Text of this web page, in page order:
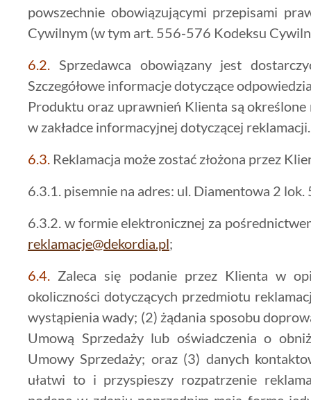
powszechnie obowiązującymi przepisami
Cywilnym (w tym art. 556-576 Kodeksu
6.2.
Sprzedawca obowiązany jest
Szczegółowe informacje dotyczące
Produktu oraz uprawnień Klienta są
w zakładce informacyjnej dotyczącej reklamacji.
6.3. Reklamacja może zostać złożona przez
6.3.1. pisemnie na adres: ul. Diamentowa 2
6.3.2. w formie elektronicznej za
reklamacje@dekordia.pl;
6.4.
Zaleca się podanie przez Klienta w
okoliczności dotyczących przedmiotu
wystąpienia wady; (2) żądania sposobu
Umową Sprzedaży lub oświadczenia o
Umowy Sprzedaży; oraz (3) danych
ułatwi to i przyspieszy rozpatrzenie